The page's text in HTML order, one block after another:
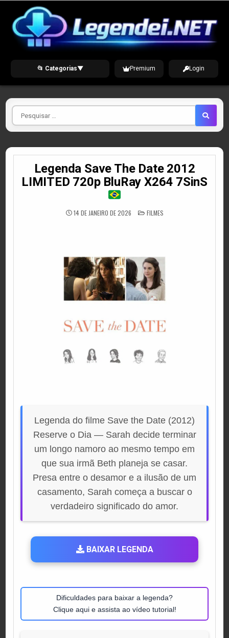
content
📂 Categorias▼ Premium Login
Pesquisar
por
Legenda Save The Date 2012
LIMITED 720p BluRay X264 7SinS
14 DE JANEIRO DE 2026 POSTED
IN
FILMES
Legenda do filme Save the Date (2012)
Reserve o Dia — Sarah decide terminar
um longo namoro ao mesmo tempo em
que sua irmã Beth planeja se casar.
Presa entre o desamor e a ilusão de um
casamento, Sarah começa a buscar o
verdadeiro significado do amor.
BAIXAR LEGENDA
Dificuldades para baixar a legenda?
Clique aqui e assista ao vídeo tutorial!